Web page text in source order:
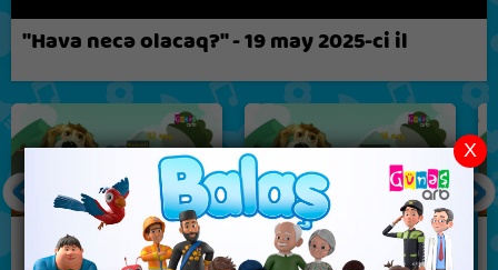
"Hava necə olacaq?" - 19 may 2025-ci il
X